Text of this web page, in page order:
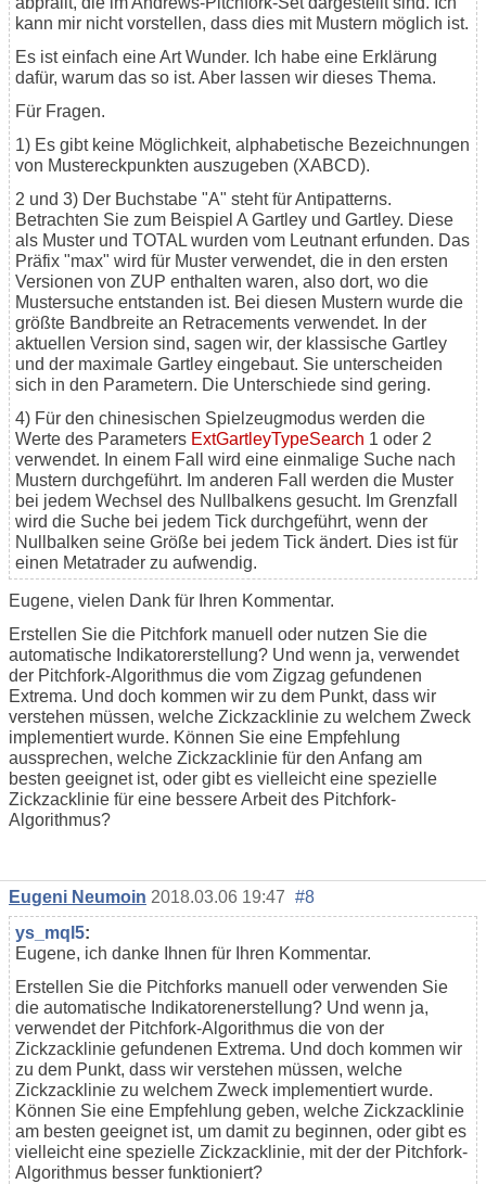
kann mir nicht vorstellen, dass dies mit Mustern möglich ist.
Es ist einfach eine Art Wunder. Ich habe eine Erklärung
dafür, warum das so ist. Aber lassen wir dieses Thema.
Für Fragen.
1) Es gibt keine Möglichkeit, alphabetische Bezeichnungen
von Mustereckpunkten auszugeben (XABCD).
2 und 3) Der Buchstabe "A" steht für Antipatterns.
Betrachten Sie zum Beispiel A Gartley und Gartley. Diese
als Muster und TOTAL wurden vom Leutnant erfunden. Das
Präfix "max" wird für Muster verwendet, die in den ersten
Versionen von ZUP enthalten waren, also dort, wo die
Mustersuche entstanden ist. Bei diesen Mustern wurde die
größte Bandbreite an Retracements verwendet. In der
aktuellen Version sind, sagen wir, der klassische Gartley
und der maximale Gartley eingebaut. Sie unterscheiden
sich in den Parametern. Die Unterschiede sind gering.
4) Für den chinesischen Spielzeugmodus werden die
Werte des Parameters ExtGartleyTypeSearch 1 oder 2
verwendet. In einem Fall wird eine einmalige Suche nach
Mustern durchgeführt. Im anderen Fall werden die Muster
bei jedem Wechsel des Nullbalkens gesucht. Im Grenzfall
wird die Suche bei jedem Tick durchgeführt, wenn der
Nullbalken seine Größe bei jedem Tick ändert. Dies ist für
einen Metatrader zu aufwendig.
Eugene, vielen Dank für Ihren Kommentar.
Erstellen Sie die Pitchfork manuell oder nutzen Sie die
automatische Indikatorerstellung? Und wenn ja, verwendet
der Pitchfork-Algorithmus die vom Zigzag gefundenen
Extrema. Und doch kommen wir zu dem Punkt, dass wir
verstehen müssen, welche Zickzacklinie zu welchem Zweck
implementiert wurde. Können Sie eine Empfehlung
aussprechen, welche Zickzacklinie für den Anfang am
besten geeignet ist, oder gibt es vielleicht eine spezielle
Zickzacklinie für eine bessere Arbeit des Pitchfork-
Algorithmus?
Eugeni Neumoin 2018.03.06 19:47 #8
ys_mql5:
Eugene, ich danke Ihnen für Ihren Kommentar.
Erstellen Sie die Pitchforks manuell oder verwenden Sie
die automatische Indikatorenerstellung? Und wenn ja,
verwendet der Pitchfork-Algorithmus die von der
Zickzacklinie gefundenen Extrema. Und doch kommen wir
zu dem Punkt, dass wir verstehen müssen, welche
Zickzacklinie zu welchem Zweck implementiert wurde.
Können Sie eine Empfehlung geben, welche Zickzacklinie
am besten geeignet ist, um damit zu beginnen, oder gibt es
vielleicht eine spezielle Zickzacklinie, mit der der Pitchfork-
Algorithmus besser funktioniert?